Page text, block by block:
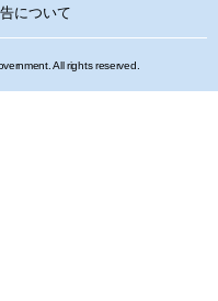
について
All rights reserved.